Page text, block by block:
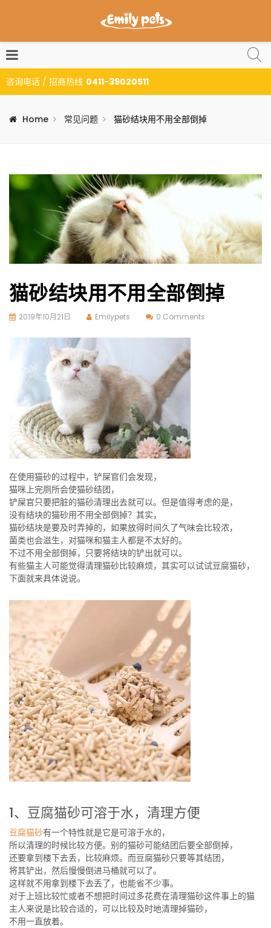
咨询电话 / 招商热线 0411-39020511
Home 常见问题 猫砂结块用不用全部倒掉
猫砂结块用不用全部倒掉
2019年10月21日 Emilypets 0 Comments
在使用猫砂的过程中，铲屎官们会发现，
猫咪上完厕所会使猫砂结团，
铲屎官只要把脏的猫砂清理出去就可以。但是值得考虑的是，
没有结块的猫砂用不用全部倒掉？其实，
猫砂结块是要及时弄掉的，如果放得时间久了气味会比较浓，
菌类也会滋生，对猫咪和猫主人都是不太好的。
不过不用全部倒掉，只要将结块的铲出就可以。
有些猫主人可能觉得清理猫砂比较麻烦，其实可以试试豆腐猫砂，
下面就来具体说说。
1、豆腐猫砂可溶于水，清理方便
豆腐猫砂有一个特性就是它是可溶于水的，
所以清理的时候比较方便。别的猫砂可能结团后要全部倒掉，
还要拿到楼下去丢，比较麻烦。而豆腐猫砂只要等其结团，
将其铲出，然后慢慢倒进马桶就可以了。
这样就不用拿到楼下去丢了，也能省不少事。
对于上班比较忙或者不想把时间过多花费在清理猫砂这件事上的猫
主人来说是比较合适的，可以比较及时地清理掉猫砂，
不用一直放着。